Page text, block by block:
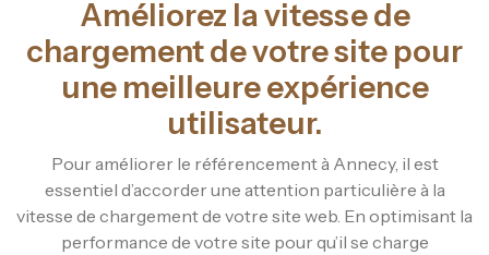
Améliorez la vitesse de
chargement de votre site pour
une meilleure expérience
utilisateur.
Pour améliorer le référencement à Annecy, il est
essentiel d’accorder une attention particulière à la
vitesse de chargement de votre site web. En optimisant la
performance de votre site pour qu’il se charge